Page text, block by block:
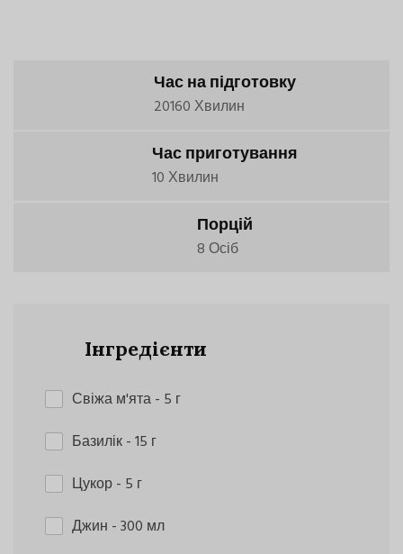
Час на підготовку
20160 Хвилин
Час приготування
10 Хвилин
Порцій
8 Осіб
Інгредієнти
Свіжа м'ята- 5 г
Базилік- 15 г
Цукор- 5 г
Джин - 300 мл